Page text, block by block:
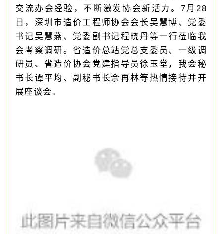
交流办会经验，不断激发协会新活力。7月28
日，深圳市造价工程师协会会长吴慧博、党委
书记吴慧燕、党委副书记程晓丹等一行莅临我
会考察调研。省造价总站党总支委员、一级调
研员、省造价协会党建指导员徐玉堂，我会秘
书长谭平均、副秘书长佘再林等热情接待并开
展座谈会。